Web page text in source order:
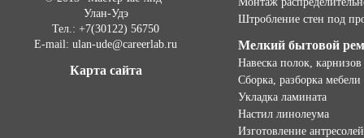
Улан-Удэ
Тел.: +7(30122) 56750
E-mail: ulan-ude@careerlab.ru
Карта сайта
Штробление стен под
Мелкий бытовой
Навеска полок, карнизов
Сборка, разборка мебели
Укладка ламината
Настил линолеума
Изготовление антресолей